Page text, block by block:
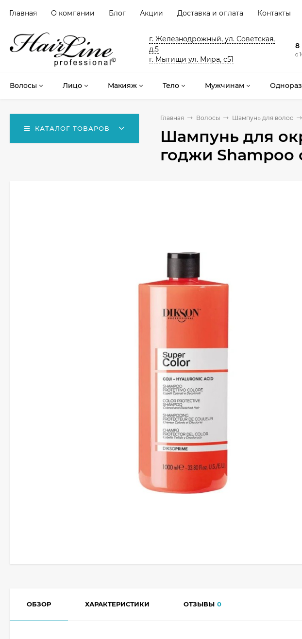
Главная О компании Блог Акции Доставка и оплата Контакты
г. Железнодрожный, ул. Советская,
д.5
г. Мытищи ул. Мира, с51
8
с
Волосы Лицо Макияж Тело Мужчинам
КАТАЛОГ ТОВАРОВ
Главная Волосы Шампунь для волос
Шампунь для
годжи Shampoo
ОБЗОР ХАРАКТЕРИСТИКИ ОТЗЫВЫ 0